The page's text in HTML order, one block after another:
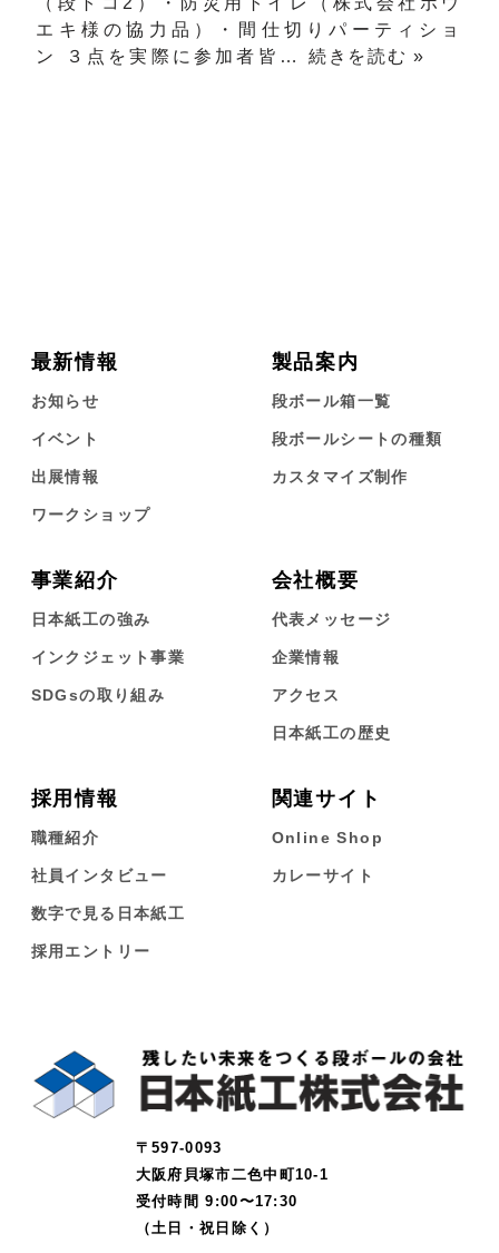
エキ様の協力品）・間仕切りパーティショ
ン ３点を実際に参加者皆…続きを読む »
最新情報
お知らせ
イベント
出展情報
ワークショップ
製品案内
段ボール箱一覧
段ボールシートの種類
カスタマイズ制作
事業紹介
日本紙工の強み
インクジェット事業
SDGsの取り組み
会社概要
代表メッセージ
企業情報
アクセス
日本紙工の歴史
採用情報
職種紹介
社員インタビュー
数字で見る日本紙工
採用エントリー
関連サイト
Online Shop
カレーサイト
〒597-0093
大阪府貝塚市二色中町10-1
受付時間 9:00〜17:30
（土日・祝日除く）